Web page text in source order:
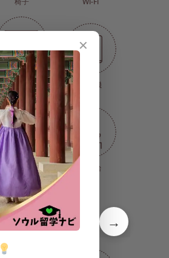
テン・ブライン
洗濯機
シャワー 洗面台
✕
→